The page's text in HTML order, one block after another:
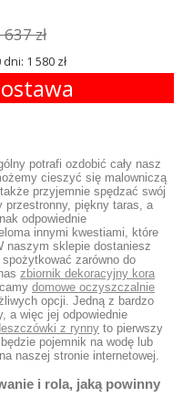
zł
1 580 zł
potrafi ozdobić cały nasz
cieszyć się malowniczą
przyjemnie spędzać swój
piękny taras, a
odpowiednie
innymi kwestiami, które
naszym sklepie dostaniesz
zarówno do
zbiornik dekoracyjny kora
domowe oczyszczalnie
opcji. Jedną z bardzo
a więc jej odpowiednie
z rynny to pierwszy
pojemnik na wodę lub
naszej stronie internetowej.
i rola, jaką powinny